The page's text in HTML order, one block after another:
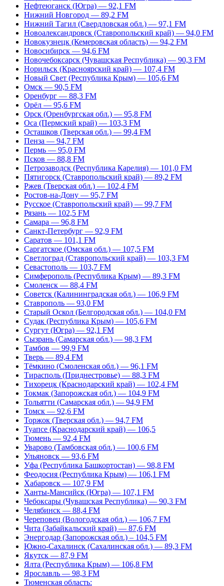
Нефтеюганск (Югра) — 92,1 FM
Нижний Новгород — 89,2 FM
Нижний Тагил (Свердловская обл.) — 97,1 FM
Новоалександровск (Ставропольский край) — 94,0 FM
Новокузнецк (Кемеровская область) — 94,2 FM
Новосибирск — 94,6 FM
Новочебоксарск (Чувашская Республика) — 90,3 FM
Норильск (Красноярский край) — 107,4 FM
Новый Свет (Республика Крым) — 105,6 FM
Омск — 90,5 FM
Оренбург — 88,3 FM
Орёл — 95,6 FM
Орск (Оренбургская обл.) — 95,8 FM
Оса (Пермский край) — 103,3 FM
Осташков (Тверская обл.) — 99,4 FM
Пенза — 94,7 FM
Пермь — 95,0 FM
Псков — 88,8 FM
Петрозаводск (Республика Карелия) — 101,0 FM
Пятигорск (Ставропольский край) — 89,2 FM
Ржев (Тверская обл.) — 102,4 FM
Ростов-на-Дону — 95,7 FM
Русское (Ставропольский край) — 99,7 FM
Рязань — 102,5 FM
Самара — 96,8 FM
Санкт-Петербург — 92,9 FM
Саратов — 101,1 FM
Саргатское (Омская обл.) — 107,5 FM
Светлоград (Ставропольский край) — 103,3 FM
Севастополь — 103,7 FM
Симферополь (Республика Крым) — 89,3 FM
Смоленск — 88,4 FM
Советск (Калининградская обл.) — 106,9 FM
Ставрополь — 93,0 FM
Старый Оскол (Белгородская обл.) — 104,0 FM
Судак (Республика Крым) — 105,6 FM
Сургут (Югра) — 92,1 FM
Сызрань (Самарская обл.) — 98,3 FM
Тамбов — 99,9 FM
Тверь — 89,4 FM
Тёмкино (Смоленская обл.) — 96,1 FM
Тирасполь (Приднестровье) — 88,3 FM
Тихорецк (Краснодарский край) — 102,4 FM
Токмак (Запорожская обл.) — 104,9 FM
Тольятти (Самарская обл.) — 94,9 FM
Томск — 92,6 FM
Торжок (Тверская обл.) — 94,7 FM
Туапсе (Краснодарский край) — 106,5
Тюмень — 92,4 FM
Уварово (Тамбовская обл.) — 100,6 FM
Ульяновск — 93,6 FM
Уфа (Республика Башкортостан) — 98,8 FM
Феодосия (Республика Крым) — 106,1 FM
Хабаровск — 107,9 FM
Ханты-Мансийск (Югра) — 107,1 FM
Чебоксары (Чувашская Республика) — 90,3 FM
Челябинск — 88,4 FM
Череповец (Вологодская обл.) — 106,7 FM
Чита (Забайкальский край) — 87,6 FM
Энергодар (Запорожская обл.) – 104,5 FM
Южно-Сахалинск (Сахалинская обл.) — 89,3 FM
Якутск — 87,9 FM
Ялта (Республика Крым) — 106,8 FM
Ярославль — 98,3 FM
Тюменская область: